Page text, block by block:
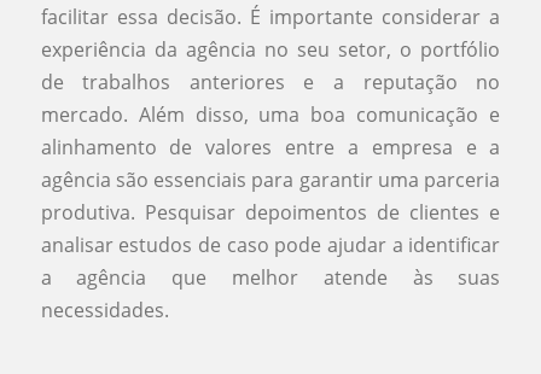
facilitar essa decisão. É importante considerar a
experiência da agência no seu setor, o portfólio
de trabalhos anteriores e a reputação no
mercado. Além disso, uma boa comunicação e
alinhamento de valores entre a empresa e a
agência são essenciais para garantir uma parceria
produtiva. Pesquisar depoimentos de clientes e
analisar estudos de caso pode ajudar a identificar
a agência que melhor atende às suas
necessidades.